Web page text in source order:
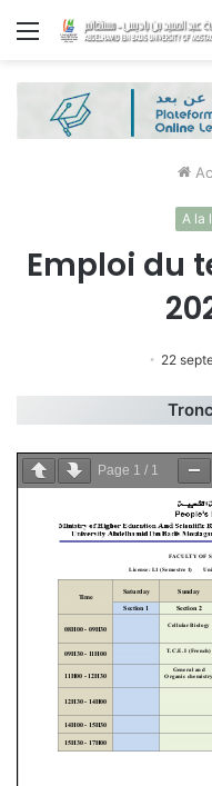
Menu
A la
Emploi du
22
Page 1 / 1